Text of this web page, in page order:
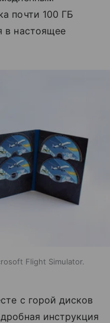
почти 100 ГБ
в настоящее
Flight Simulator.
с горой дисков
инструкция